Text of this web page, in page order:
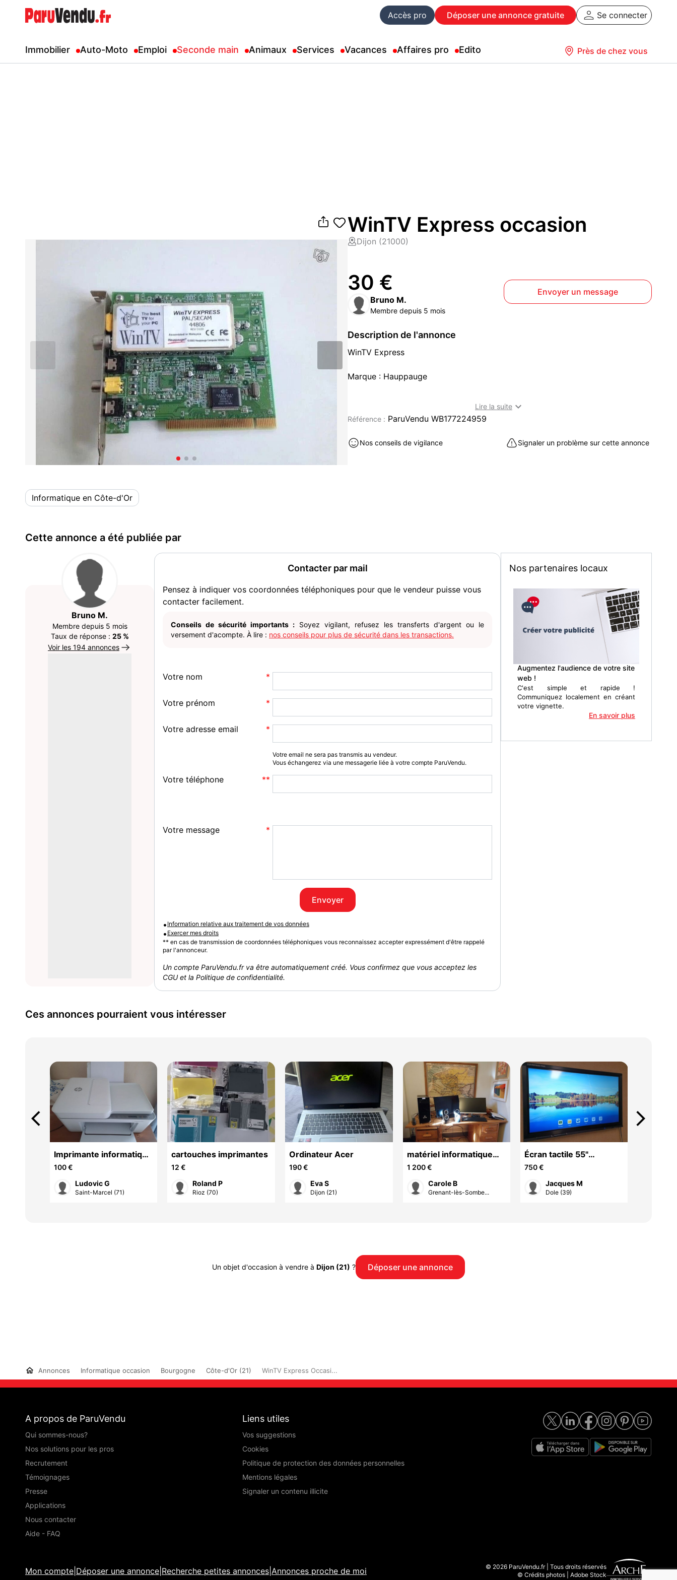
Accès pro Déposer une annonce gratuite Se connecter
Immobilier Auto-Moto Emploi Seconde main Animaux Services Vacances Affaires pro Edito Près de chez vous
WinTV Express occasion
Dijon (21000)
30 €
Bruno M.
Membre depuis 5 mois
Envoyer un message
Description de l'annonce
WinTV Express
Marque : Hauppauge
PAL/SECAM 44806
Bus : PCI
Timeshifting : Non
Tuner FM : Non
Manuel
CD-ROM
Envoi : La poste à domicile
Informatique occasion à vendre à Dijon (21000) : matériel informatique à acheter en Côte-
Lire la suite 
Référence : ParuVendu WB177224959
Nos conseils de vigilance Signaler un problème sur cette annonce
Informatique en Côte-d'Or
Cette annonce a été publiée par
Bruno M.
Membre depuis 5 mois
Taux de réponse : 25 %
Voir les 194 annonces
Contacter par mail
Pensez à indiquer vos coordonnées téléphoniques pour que le vendeur puisse vous
contacter facilement.
Conseils de sécurité importants : Soyez vigilant, refusez les transferts d'argent ou le
versement d'acompte. À lire : nos conseils pour plus de sécurité dans les transactions.
Votre nom
Votre prénom
Votre adresse email
Votre email ne sera pas transmis au vendeur.
Vous échangerez via une messagerie liée à votre compte ParuVendu.
Votre téléphone
Votre message
Envoyer
• Information relative aux traitement de vos données
• Exercer mes droits
** en cas de transmission de coordonnées téléphoniques vous reconnaissez accepter expressément d'être rappelé
par l'annonceur.
Un compte ParuVendu.fr va être automatiquement créé. Vous confirmez que vous acceptez les
CGU et la Politique de confidentialité.
Nos partenaires locaux
Augmentez l'audience de votre site
web !
C'est simple et rapide !
Communiquez localement en créant
votre vignette.
En savoir plus
Ces annonces pourraient vous intéresser
Imprimante informatique
HP 4220 e
100 €
Ludovic G
Saint-Marcel (71)
cartouches imprimantes
12 €
Roland P
Rioz (70)
Ordinateur Acer
190 €
Eva S
Dijon (21)
matériel informatique
avec facture suite
décès.
1 200 €
Carole B
Grenant-lès-Sombe...
Écran tactile 55"
CLEVERTOUCH PLUS
750 €
Jacques M
Dole (39)
arrow_back_ios arrow_forward_ios
Un objet d'occasion à vendre à Dijon (21) ? Déposer une annonce
Annonces Informatique occasion Bourgogne Côte-d'Or (21) WinTV Express Occasi...
A propos de ParuVendu
Qui sommes-nous?
Nos solutions pour les pros
Recrutement
Témoignages
Presse
Applications
Nous contacter
Aide - FAQ
Liens utiles
Vos suggestions
Cookies
Politique de protection des données personnelles
Mentions légales
Signaler un contenu illicite
Mon compte Déposer une annonce Recherche petites annonces Annonces proche de moi
© 2026 ParuVendu.fr | Tous droits réservés
© Crédits photos | Adobe Stock